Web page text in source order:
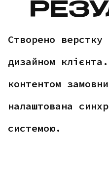
Створено
дизайном
контентом
налаштована
системою.